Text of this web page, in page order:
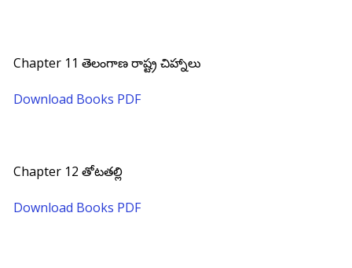
Chapter 11 తెలంగాణ రాష్ట్ర చిహ్నాలు
Download Books PDF
Chapter 12 తోటతల్లి
Download Books PDF